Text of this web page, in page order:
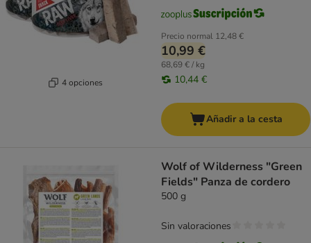
4 opciones
Precio normal 12,48 €
10,99 €
68,69 € / kg
10,44 €
Añadir a la cesta
Wolf of Wilderness "Green
Fields" Panza de cordero
500 g
Sin valoraciones